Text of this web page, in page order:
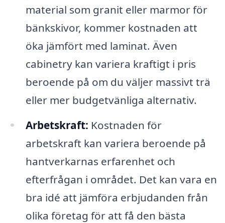
material som granit eller marmor för
bänkskivor, kommer kostnaden att
öka jämfört med laminat. Även
cabinetry kan variera kraftigt i pris
beroende på om du väljer massivt trä
eller mer budgetvänliga alternativ.
Arbetskraft: Kostnaden för
arbetskraft kan variera beroende på
hantverkarnas erfarenhet och
efterfrågan i området. Det kan vara en
bra idé att jämföra erbjudanden från
olika företag för att få den bästa